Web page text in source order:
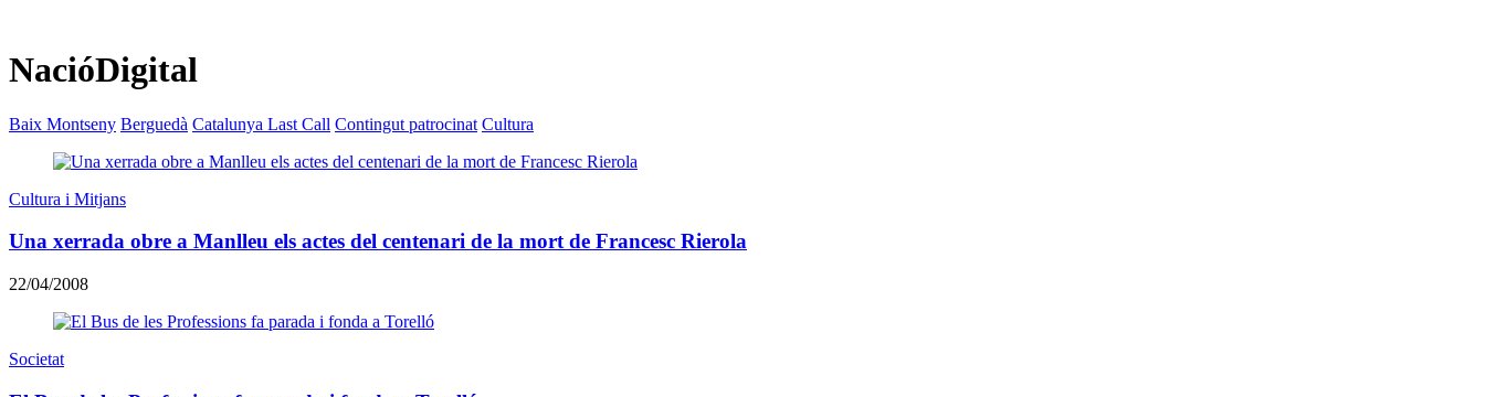
NacióDigital
Baix Montseny Berguedà Catalunya Last Call Contingut patrocinat Cultura
Cultura i Mitjans
Una xerrada obre a Manlleu els actes del centenari de la mort de Francesc Rierola
22/04/2008
Societat